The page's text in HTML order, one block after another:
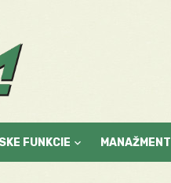
FUNKCIE MANAŽMENT